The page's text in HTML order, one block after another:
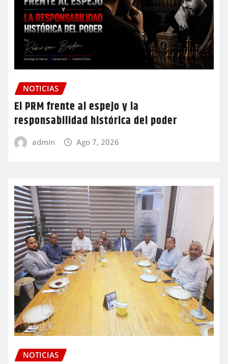
NOTICIAS
El PRM frente al espejo y la
responsabilidad histórica del poder
admin Ago 7, 2026
NOTICIAS